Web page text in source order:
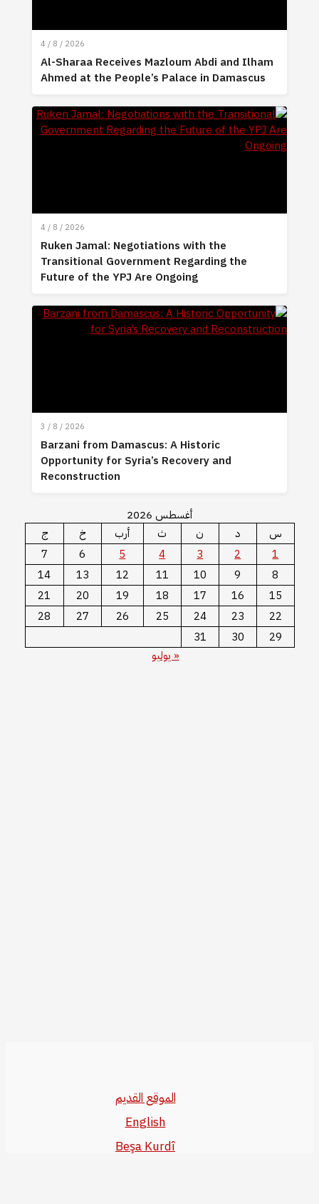
4 / 8 / 2026
Al-Sharaa Receives Mazloum Abdi and Ilham
Ahmed at the People’s Palace in Damascus
4 / 8 / 2026
Ruken Jamal: Negotiations with the
Transitional Government Regarding the
Future of the YPJ Are Ongoing
3 / 8 / 2026
Barzani from Damascus: A Historic
Opportunity for Syria’s Recovery and
Reconstruction
أغسطس 2026
س
د ن ث أرب خ
ج
1
2
3
4
5
6
7
8
9
10
11
12
13
14
15
16
17
18
19
20
21
22
23
24
25
26
27
28
29
30
31
« يوليو
الموقع القديم
English
Beşa Kurdî